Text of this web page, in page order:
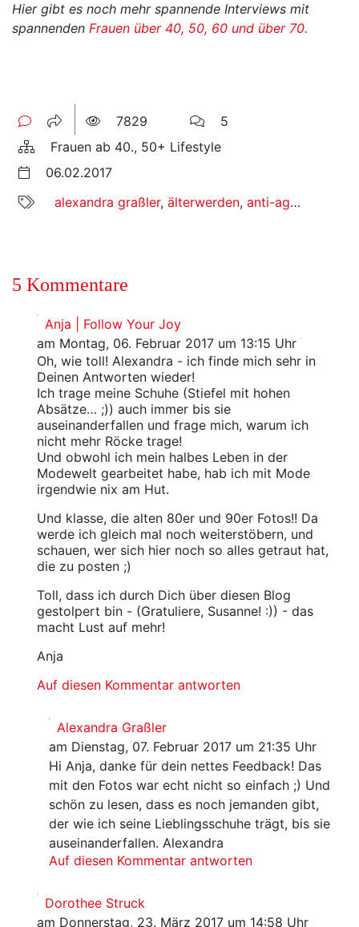
Hier gibt es noch mehr spannende Interviews mit
spannenden Frauen über 40, 50, 60 und über 70.
7829
5
Frauen ab 40., 50+ Lifestyle
06.02.2017
alexandra graßler, älterwerden, anti-aging
5 Kommentare
Anja | Follow Your Joy
am Montag, 06. Februar 2017 um 13:15 Uhr
Oh, wie toll! Alexandra - ich finde mich sehr in
Deinen Antworten wieder!
Ich trage meine Schuhe (Stiefel mit hohen
Absätze… ;)) auch immer bis sie
auseinanderfallen und frage mich, warum ich
nicht mehr Röcke trage!
Und obwohl ich mein halbes Leben in der
Modewelt gearbeitet habe, hab ich mit Mode
irgendwie nix am Hut.
Und klasse, die alten 80er und 90er Fotos!! Da
werde ich gleich mal noch weiterstöbern, und
schauen, wer sich hier noch so alles getraut hat,
die zu posten ;)
Toll, dass ich durch Dich über diesen Blog
gestolpert bin - (Gratuliere, Susanne! :)) - das
macht Lust auf mehr!
Anja
Auf diesen Kommentar antworten
Alexandra Graßler
am Dienstag, 07. Februar 2017 um 21:35 Uhr
Hi Anja, danke für dein nettes Feedback! Das
mit den Fotos war echt nicht so einfach ;) Und
schön zu lesen, dass es noch jemanden gibt,
der wie ich seine Lieblingsschuhe trägt, bis sie
auseinanderfallen. Alexandra
Auf diesen Kommentar antworten
Dorothee Struck
am Donnerstag, 23. März 2017 um 14:58 Uhr